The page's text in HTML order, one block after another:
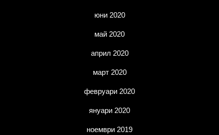
юни 2020
май 2020
април 2020
март 2020
февруари 2020
януари 2020
ноември 2019